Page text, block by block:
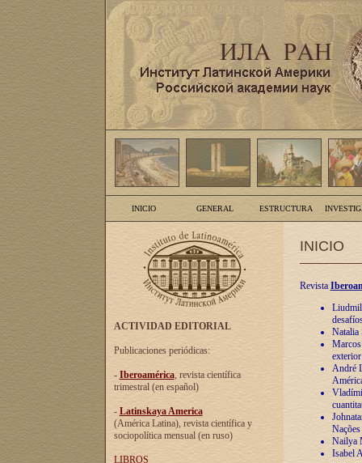
INICIO GENERAL ESTRUCTURA
ACTIVIDAD EDITORIAL
Publicaciones periódicas:
- Iberoamérica, revista científica
trimestral (en español)
- Latinskaya America
(América Latina), revista científica y
sociopolítica mensual (en ruso)
LIBROS
INICIO
Revista
Natalia
André
Nailya
Isabel